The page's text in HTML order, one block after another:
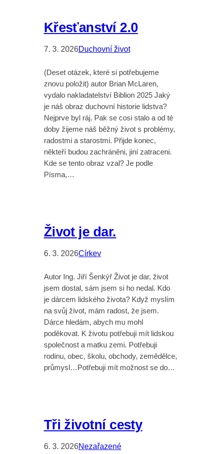
Křesťanství 2.0
7. 3. 2026Duchovní život
(Deset otázek, které si potřebujeme
znovu položit) autor Brian McLaren,
vydalo nakladatelství Biblion 2025 Jaký
je náš obraz duchovní historie lidstva?
Nejprve byl ráj. Pak se cosi stalo a od té
doby žijeme náš běžný život s problémy,
radostmi a starostmi. Přijde konec,
někteří budou zachráněni, jiní zatraceni.
Kde se tento obraz vzal? Je podle
Písma,…
Život je dar.
6. 3. 2026Církev
Autor Ing. Jiří Šenkýř Život je dar, život
jsem dostal, sám jsem si ho nedal. Kdo
je dárcem lidského života? Když myslím
na svůj život, mám radost, že jsem.
Dárce hledám, abych mu mohl
poděkovat. K životu potřebuji mít lidskou
společnost a matku zemi. Potřebuji
rodinu, obec, školu, obchody, zemědělce,
průmysl…Potřebuji mít možnost se do…
Tři životní cesty
6. 3. 2026Nezařazené